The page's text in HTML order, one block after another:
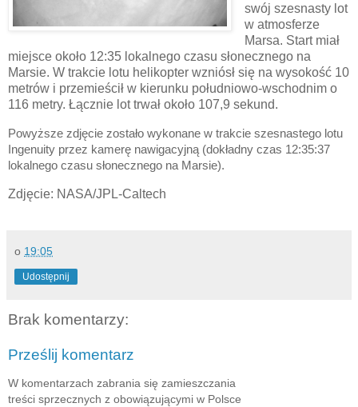
swój szesnasty lot
w atmosferze
Marsa. Start miał
miejsce około 12:35 lokalnego czasu słonecznego na
Marsie. W trakcie lotu helikopter wzniósł się na wysokość 10
metrów i przemieścił w kierunku południowo-wschodnim o
116 metry. Łącznie lot trwał około 107,9 sekund.
Powyższe zdjęcie zostało wykonane w trakcie szesnastego lotu
Ingenuity przez kamerę nawigacyjną (dokładny czas 12:35:37
lokalnego czasu słonecznego na Marsie).
Zdjęcie: NASA/JPL-Caltech
o 19:05
Udostępnij
Brak komentarzy:
Prześlij komentarz
W komentarzach zabrania się zamieszczania
treści sprzecznych z obowiązującymi w Polsce